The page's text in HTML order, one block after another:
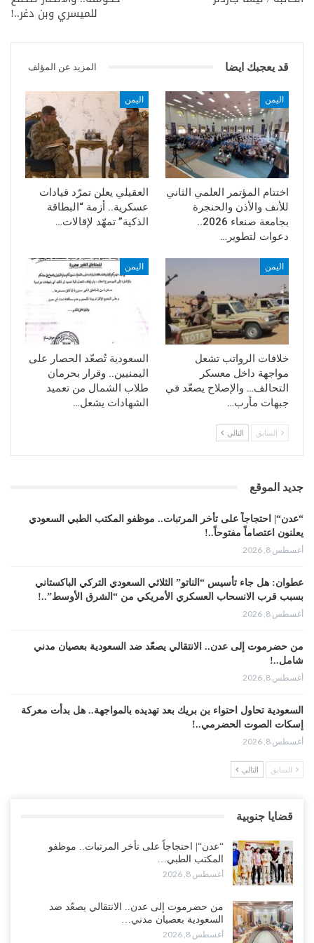
للميسري وبن دغر..!
قد يعجبك ايضا المزيد عن المؤلف
اليمن
اختتام المؤتمر العلمي الثاني
للأنف والأذن والحنجرة
بجامعة صنعاء 2026..
دعوات لتطوير…
اليمن
العقيلي يعلن تمرّد قيادات
عسكرية.. أزمة “البطاقة
الذكية” تمهّد لإقالات…
اليمن
خلافات الرواتب تشعل
مواجهة داخل معسكر
التحالف… والإصلاح يصعّد في
جبهات مأرب…
اليمن
السعودية تُصعّد الحصار على
اليمنيين.. وقرار بحرمان
طلاب الشمال من تعميد
الشهادات يشعل…
السابق التالي
جديد الموقع
“عدن“| احتجاجاً على تأخر المرتبات.. موظفو المكتب الطبي السعودي
يعلنون اعتصاماً مفتوحاً..!
أغسطس 8, 2026
عطوان: هل جاء تأسيس “الناتو” الثلاثي السعودي التركي الباكستاني
بسبب قرب الانسحاب العسكري الأمريكي من “الشرق الأوسط”..!
أغسطس 8, 2026
من حضرموت إلى عدن.. الانتقالي يصعّد ضد السعودية بعصيان مدني
شامل..!
أغسطس 8, 2026
السعودية تحاول احتواء بن بريك بعد تهديده بالمواجهة.. هل بدأت معركة
إسكات الصوت الحضرمي..!
أغسطس 8, 2026
المحافظ الجنيدي يحذر من خطورة المخططات السعودية على ابناء
“تقرير“| تفوق استخباري يغيّر قواعد الاشتباك.. كيف أحبطت صنعاء
الهجوم السعودي قبل انطلاقه..!
أغسطس 7, 2026
“شبوة“| الرياض تستبق نهب نفط ثاني محافظة يمنية بالإطاحة بقادة
فصائل موالية للإمارات..!
أغسطس 7, 2026
السابق التالي
قضايا جنوبية
“عدن“| احتجاجاً على تأخر المرتبات.. موظفو
المكتب الطبي…
أغسطس 8, 2026
من حضرموت إلى عدن.. الانتقالي يصعّد ضد
السعودية بعصيان مدني…
أغسطس 8, 2026